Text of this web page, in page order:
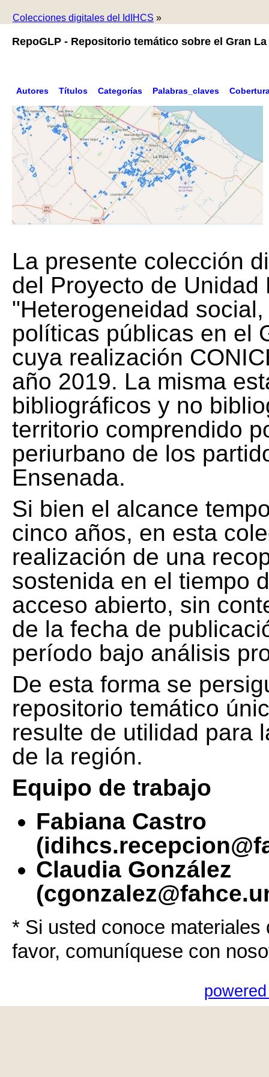
Colecciones digitales del IdIHCS »
RepoGLP - Repositorio temático sobre el Gran La
Autores Títulos Categorías Palabras_claves
La presente colección
del Proyecto de Unidad
"Heterogeneidad
políticas públicas en el
cuya realización
año 2019. La misma
bibliográficos y no
territorio comprendido
periurbano de los
Ensenada.
Si bien el alcance
cinco años, en esta
realización de una
sostenida en el tiempo
acceso abierto, sin
de la fecha de
período bajo análisis
De esta forma se
repositorio temático
resulte de utilidad para
de la región.
Equipo de trabajo
Fabiana Castro
Claudia González
* Si usted conoce
favor, comuníquese con